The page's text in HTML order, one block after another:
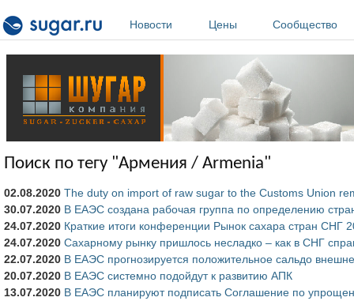
Новости
Цены Сообщество
Поиск по тегу "Армения / Armenia"
02.08.2020 The duty on import of raw sugar to the Customs Union
30.07.2020 В ЕАЭС создана рабочая группа по определению
24.07.2020 Краткие итоги конференции Рынок сахара стран СНГ
24.07.2020 Сахарному рынку пришлось несладко – как в СНГ
22.07.2020 В ЕАЭС прогнозируется положительное сальдо
20.07.2020 В ЕАЭС системно подойдут к развитию АПК
13.07.2020 В ЕАЭС планируют подписать Соглашение по